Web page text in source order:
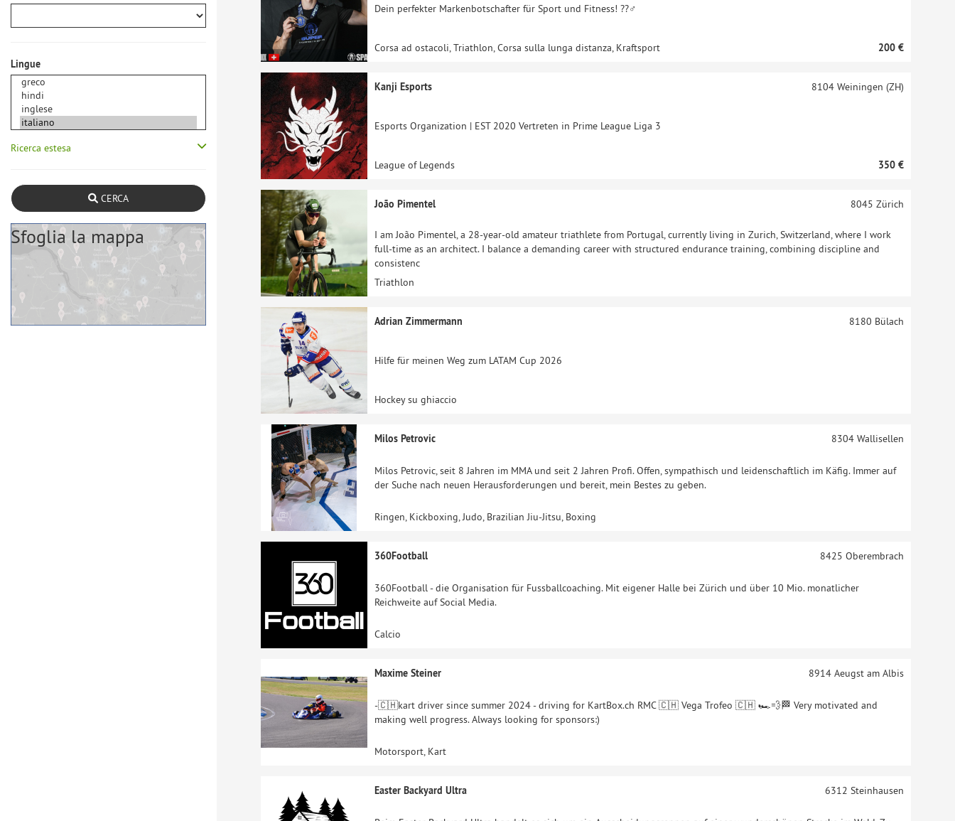
Lingue
Ricerca estesa
CERCA
Sfoglia la mappa
Dein perfekter Markenbotschafter für Sport und Fitness! ??‍♂️
Corsa ad ostacoli, Triathlon, Corsa sulla lunga distanza, Kraftsport 200 €
Kanji Esports
Esports Organization | EST 2020 Vertreten in Prime League Liga 3
8104Weiningen (ZH)
League of Legends 350 €
João Pimentel
I am João Pimentel, a 28-year-old amateur triathlete from Portugal, currently living in Zurich, Switzerland, where I work
full-time as an architect. I balance a demanding career with structured endurance training, combining discipline and
consistenc
8045 Zürich
Triathlon
Adrian Zimmermann
Hilfe für meinen Weg zum LATAM Cup 2026
8180 Bülach
Hockey su ghiaccio
Milos Petrovic
Milos Petrovic, seit 8 Jahren im MMA und seit 2 Jahren Profi. Offen, sympathisch und leidenschaftlich im Käfig. Immer auf
der Suche nach neuen Herausforderungen und bereit, mein Bestes zu geben.
8304Wallisellen
Ringen, Kickboxing, Judo, Brazilian Jiu-Jitsu, Boxing
360Football
360Football - die Organisation für Fussballcoaching. Mit eigener Halle bei Zürich und über 10 Mio. monatlicher
Reichweite auf Social Media.
8425 Oberembrach
Calcio
Maxime Steiner
-🇨🇭kart driver since summer 2024 - driving for KartBox.ch RMC 🇨🇭 Vega Trofeo 🇨🇭 🏎️💨🏁 Very motivated and
making well progress. Always looking for sponsors:)
8914Aeugst am Albis
Motorsport, Kart
Easter Backyard Ultra 6312 Steinhausen